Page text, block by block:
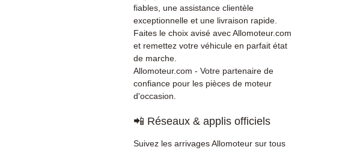
fiables, une assistance clientèle
exceptionnelle et une livraison rapide.
Faites le choix avisé avec Allomoteur.com
et remettez votre véhicule en parfait état
de marche.
Allomoteur.com - Votre partenaire de
confiance pour les pièces de moteur
d'occasion.
📲 Réseaux & applis officiels
Suivez les arrivages Allomoteur sur tous